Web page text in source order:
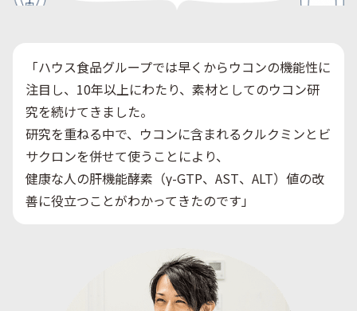
「ハウス食品グループでは早くからウコンの機能性に
注目し、10年以上にわたり、素材としてのウコン研
究を続けてきました。
研究を重ねる中で、ウコンに含まれるクルクミンとビ
サクロンを併せて使うことにより、
健康な人の肝機能酵素（γ-GTP、AST、ALT）値の改
善に役立つことがわかってきたのです」